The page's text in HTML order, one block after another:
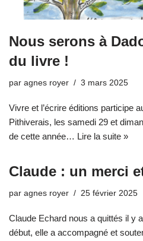
Nous serons à
du livre !
par agnes royer 3 mars 2025
Vivre et l’écrire éditions participe
Pithiverais, les samedi 29 et
de cette année… Lire la suite »
Claude : un merci
par agnes royer 25 février 2025
Claude Echard nous a quittés il y
début, elle a accompagné et